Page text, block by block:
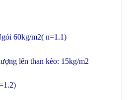
60kg/m2( n=1.1)
kèo: 15kg/m2